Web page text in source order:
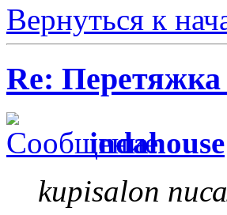
Вернуться к
Re:
indahouse
kupisalon